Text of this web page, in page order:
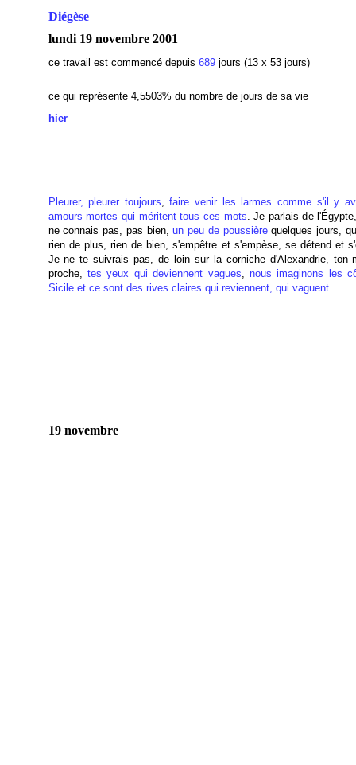
Diégèse
lundi 19 novembre 2001
ce travail est commencé depuis 689jours (13 x 53 jours)
ce qui représente 4,5503% du nombre de jours de sa vie
hier
Pleurer, pleurer toujours,faire venir les larmes comme s'il y
amours mortes qui méritent tous ces mots. Je parlais de
ne connais pas, pas bien,un peu de poussièrequelques jours,
rien de plus, rien de bien, s'empêtre et s'empèse, se détend et
Je ne te suivrais pas, de loin sur la corniche d'Alexandrie, ton
proche, tes yeux qui deviennent vagues, nous imaginons les
Sicile et ce sont des rives claires qui reviennent, qui vaguent.
19 novembre